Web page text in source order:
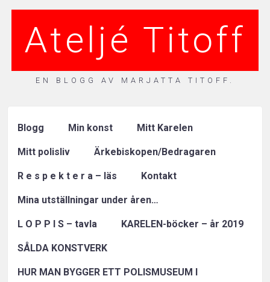
Ateljé Titoff
EN BLOGG AV MARJATTA TITOFF.
Blogg Min konst Mitt Karelen
Mitt polisliv Ärkebiskopen/Bedragaren
R e s p e k t e r a – läs Kontakt
Mina utställningar under åren…
L O P P I S – tavla KARELEN-böcker – år 2019
SÅLDA KONSTVERK
HUR MAN BYGGER ETT POLISMUSEUM I